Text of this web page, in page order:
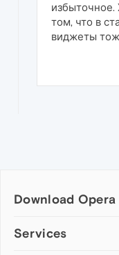
избыточное.
том, что в
виджеты
Download Opera
Computer browsers
Services